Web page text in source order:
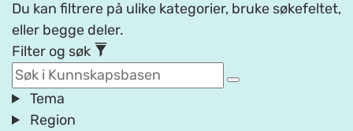
Du kan filtrere på ulike kategorier, bruke søkefeltet,
eller begge deler.
Filter og søk
Tema
Region